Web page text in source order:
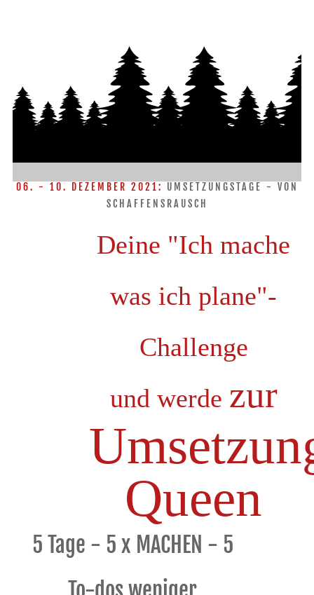
06. - 10. DEZEMBER 2021: UMSETZUNGSTAGE - VON
SCHAFFENSRAUSCH
Deine "Ich mache
was ich plane"-
Challenge
und werde zur
Queen
5 Tage - 5 x MACHEN - 5